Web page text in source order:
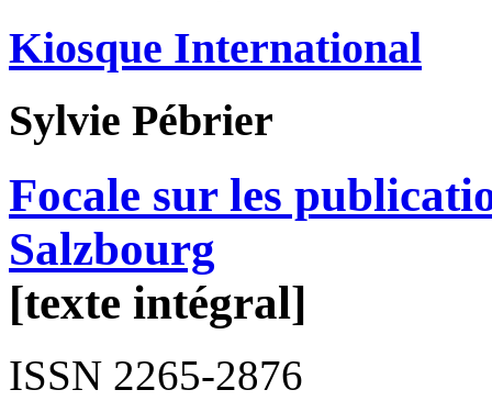
Kiosque International
Sylvie Pébrier
Focale sur les
Salzbourg
[texte intégral]
ISSN 2265-2876